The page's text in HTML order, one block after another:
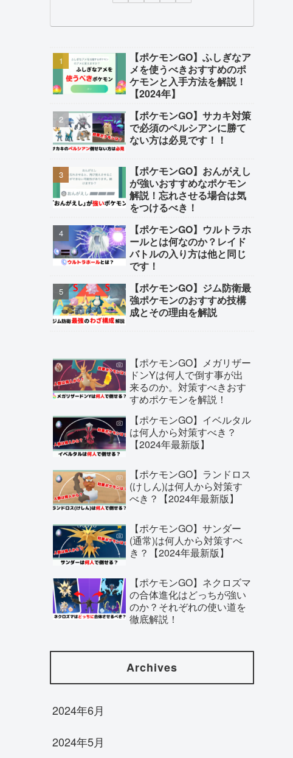
【ポケモンGO】ふしぎなア
メを使うべきおすすめのポ
ケモンと入手方法を解説！
【2024年】
【ポケモンGO】サカキ対策
で必須のペルシアンに勝て
ない方は必見です！！
【ポケモンGO】おんがえし
が強いおすすめなポケモン
解説！忘れさせる場合は気
をつけるべき！
【ポケモンGO】ウルトラホ
ールとは何なのか？レイド
バトルの入り方は他と同じ
です！
【ポケモンGO】ジム防衛最
強ポケモンのおすすめ技構
成とその理由を解説
【ポケモンGO】メガリザー
ドンYは何人で倒す事が出
来るのか。対策すべきおす
すめポケモンを解説！
【ポケモンGO】イベルタル
は何人から対策すべき？
【2024年最新版】
【ポケモンGO】ランドロス
(けしん)は何人から対策す
べき？【2024年最新版】
【ポケモンGO】サンダー
(通常)は何人から対策すべ
き？【2024年最新版】
【ポケモンGO】ネクロズマ
の合体進化はどっちが強い
のか？それぞれの使い道を
徹底解説！
Archives
2024年6月
2024年5月